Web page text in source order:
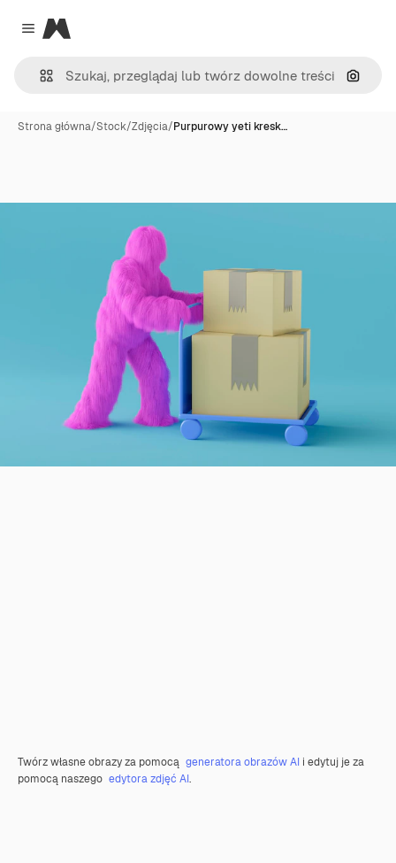
Close menu
Magnific
Szukaj
Strona główna/Stock/Zdjęcia/Purpurowy yeti kresk…
Twórz własne obrazy za pomocą generatora obrazów AI i edytuj je za
pomocą naszego edytora zdjęć AI.